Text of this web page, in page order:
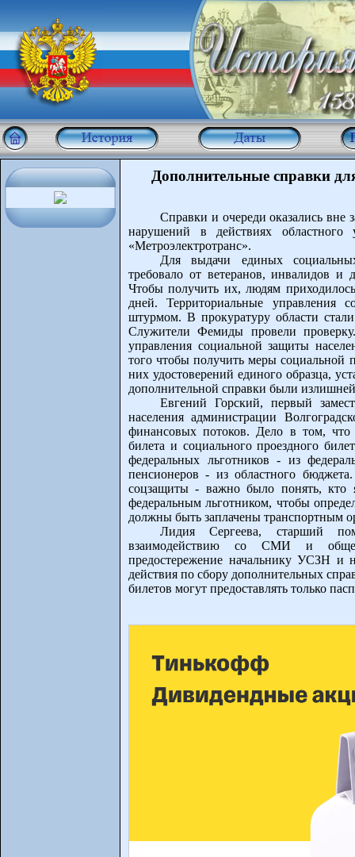
Дополнительные справки
Справки и очереди оказались вне
нарушений в действиях областного
«Метроэлектротранс».
Для выдачи единых
требовало от ветеранов, инвалидов и
Чтобы получить их, людям
дней. Территориальные управления
штурмом. В прокуратуру области
Служители Фемиды провели
управления социальной защиты
того чтобы получить меры социальной
них удостоверений единого образца,
дополнительной справки были
Евгений Горский, первый
населения администрации
финансовых потоков. Дело в том, что
билета и социального проездного
федеральных льготников - из
пенсионеров - из областного
соцзащиты - важно было понять, кто
федеральным льготником, чтобы
должны быть заплачены транспортным
Лидия Сергеева, старший
взаимодействию со СМИ и
предостережение начальнику УСЗН и
действия по сбору дополнительных
билетов могут предоставлять только